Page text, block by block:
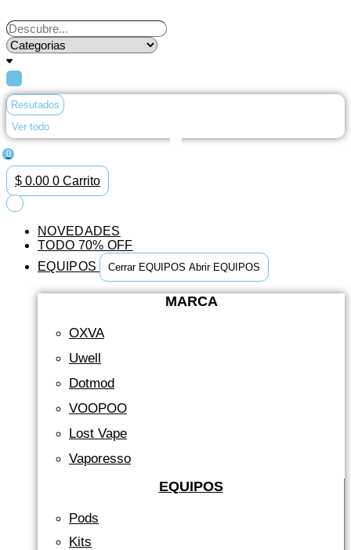
al
contenido
Search
...
Resutados
Ver todo
0
$ 0.00 0 Carrito
NOVEDADES
TODO 70% OFF
EQUIPOS
Cerrar EQUIPOS Abrir EQUIPOS
MARCA
OXVA
Uwell
Dotmod
VOOPOO
Lost Vape
Vaporesso
EQUIPOS
Pods
Kits